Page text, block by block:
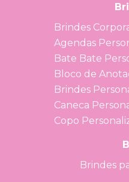
Brindes
Agendas
Bate Bate
Bloco de
Brindes
Caneca
Copo
Brindes